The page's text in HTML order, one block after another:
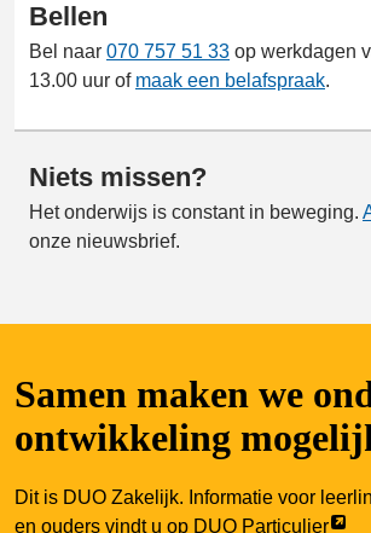
Bellen
Bel naar 070 757 51 33 op werkdagen
13.00 uur of maak een belafspraak.
Niets missen?
Het onderwijs is constant in beweging.
onze nieuwsbrief.
Samen maken we
ontwikkeling
Dit is DUO Zakelijk. Informatie voor
en ouders vindt u op DUO Particulier
Link